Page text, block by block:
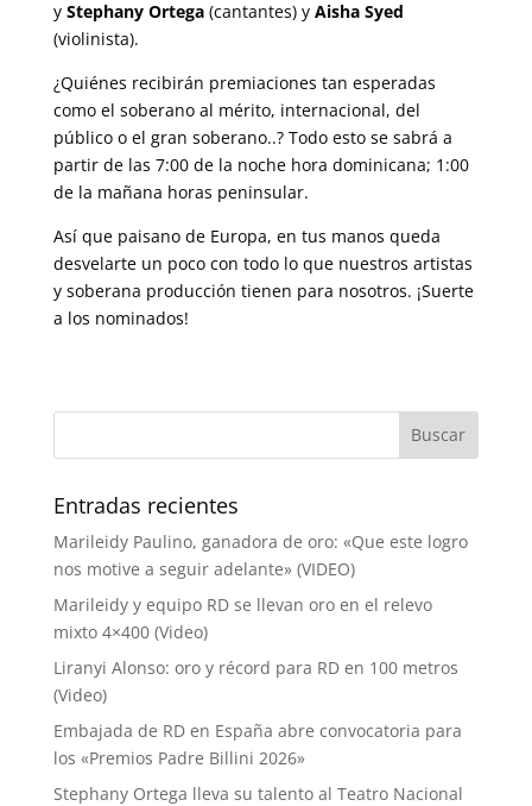
y Stephany Ortega(cantantes) y Aisha Syed
(violinista).
¿Quiénes recibirán premiaciones tan esperadas
como el soberano al mérito, internacional, del
público o el gran soberano..? Todo esto se sabrá a
partir de las 7:00 de la noche hora dominicana; 1:00
de la mañana horas peninsular.
Así que paisano de Europa, en tus manos queda
desvelarte un poco con todo lo que nuestros artistas
y soberana producción tienen para nosotros. ¡Suerte
a los nominados!
Entradas recientes
Marileidy Paulino, ganadora de oro: «Que este logro
nos motive a seguir adelante» (VIDEO)
Marileidy y equipo RD se llevan oro en el relevo
mixto 4×400 (Video)
Liranyi Alonso: oro y récord para RD en 100 metros
(Video)
Embajada de RD en España abre convocatoria para
los «Premios Padre Billini 2026»
Stephany Ortega lleva su talento al Teatro Nacional